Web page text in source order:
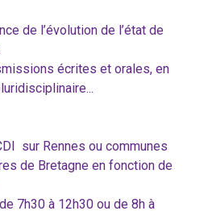
de l’évolution de l’état de
écrites et orales, en
sur Rennes ou communes
de Bretagne en fonction de
7h30 à 12h30 ou de 8h à